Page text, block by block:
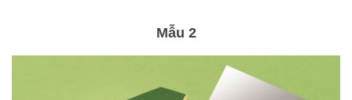
Mẫu 2